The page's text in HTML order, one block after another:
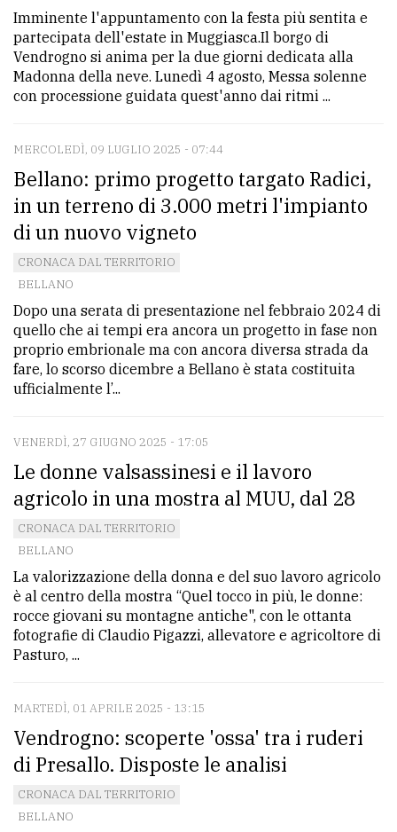
Imminente l'appuntamento con la festa più sentita e
partecipata dell'estate in Muggiasca.Il borgo di
Vendrogno si anima per la due giorni dedicata alla
Madonna della neve. Lunedì 4 agosto, Messa solenne
con processione guidata quest'anno dai ritmi ...
MERCOLEDÌ, 09 LUGLIO 2025 - 07:44
Bellano: primo progetto targato Radici,
in un terreno di 3.000 metri l'impianto
di un nuovo vigneto
CRONACA DAL TERRITORIO
BELLANO
Dopo una serata di presentazione nel febbraio 2024 di
quello che ai tempi era ancora un progetto in fase non
proprio embrionale ma con ancora diversa strada da
fare, lo scorso dicembre a Bellano è stata costituita
ufficialmente l’...
VENERDÌ, 27 GIUGNO 2025 - 17:05
Le donne valsassinesi e il lavoro
agricolo in una mostra al MUU, dal 28
CRONACA DAL TERRITORIO
BELLANO
La valorizzazione della donna e del suo lavoro agricolo
è al centro della mostra “Quel tocco in più, le donne:
rocce giovani su montagne antiche", con le ottanta
fotografie di Claudio Pigazzi, allevatore e agricoltore di
Pasturo, ...
MARTEDÌ, 01 APRILE 2025 - 13:15
Vendrogno: scoperte 'ossa' tra i ruderi
di Presallo. Disposte le analisi
CRONACA DAL TERRITORIO
BELLANO